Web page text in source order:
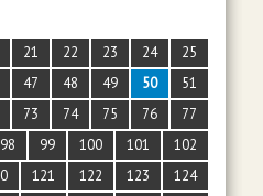
21 22 23 24
25
47 48 49 50
51
73 74 75 76
77
98 99 100 101
102
121 122 123
124